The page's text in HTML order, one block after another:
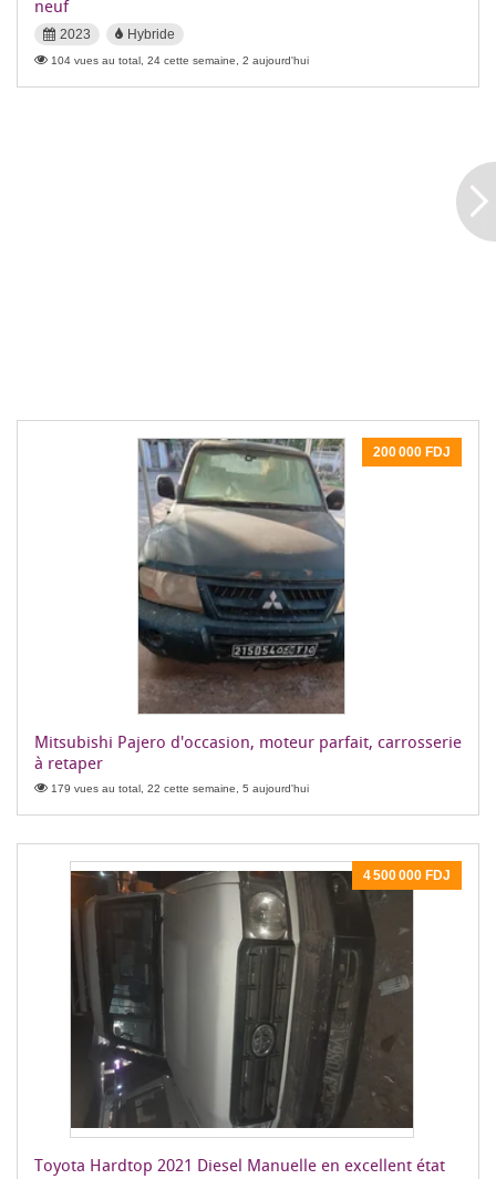
neuf
2023 Hybride
104 vues au total, 24 cette semaine, 2 aujourd'hui
200 000 FDJ
Mitsubishi Pajero d'occasion, moteur parfait, carrosserie
à retaper
179 vues au total, 22 cette semaine, 5 aujourd'hui
4 500 000 FDJ
Toyota Hardtop 2021 Diesel Manuelle en excellent état